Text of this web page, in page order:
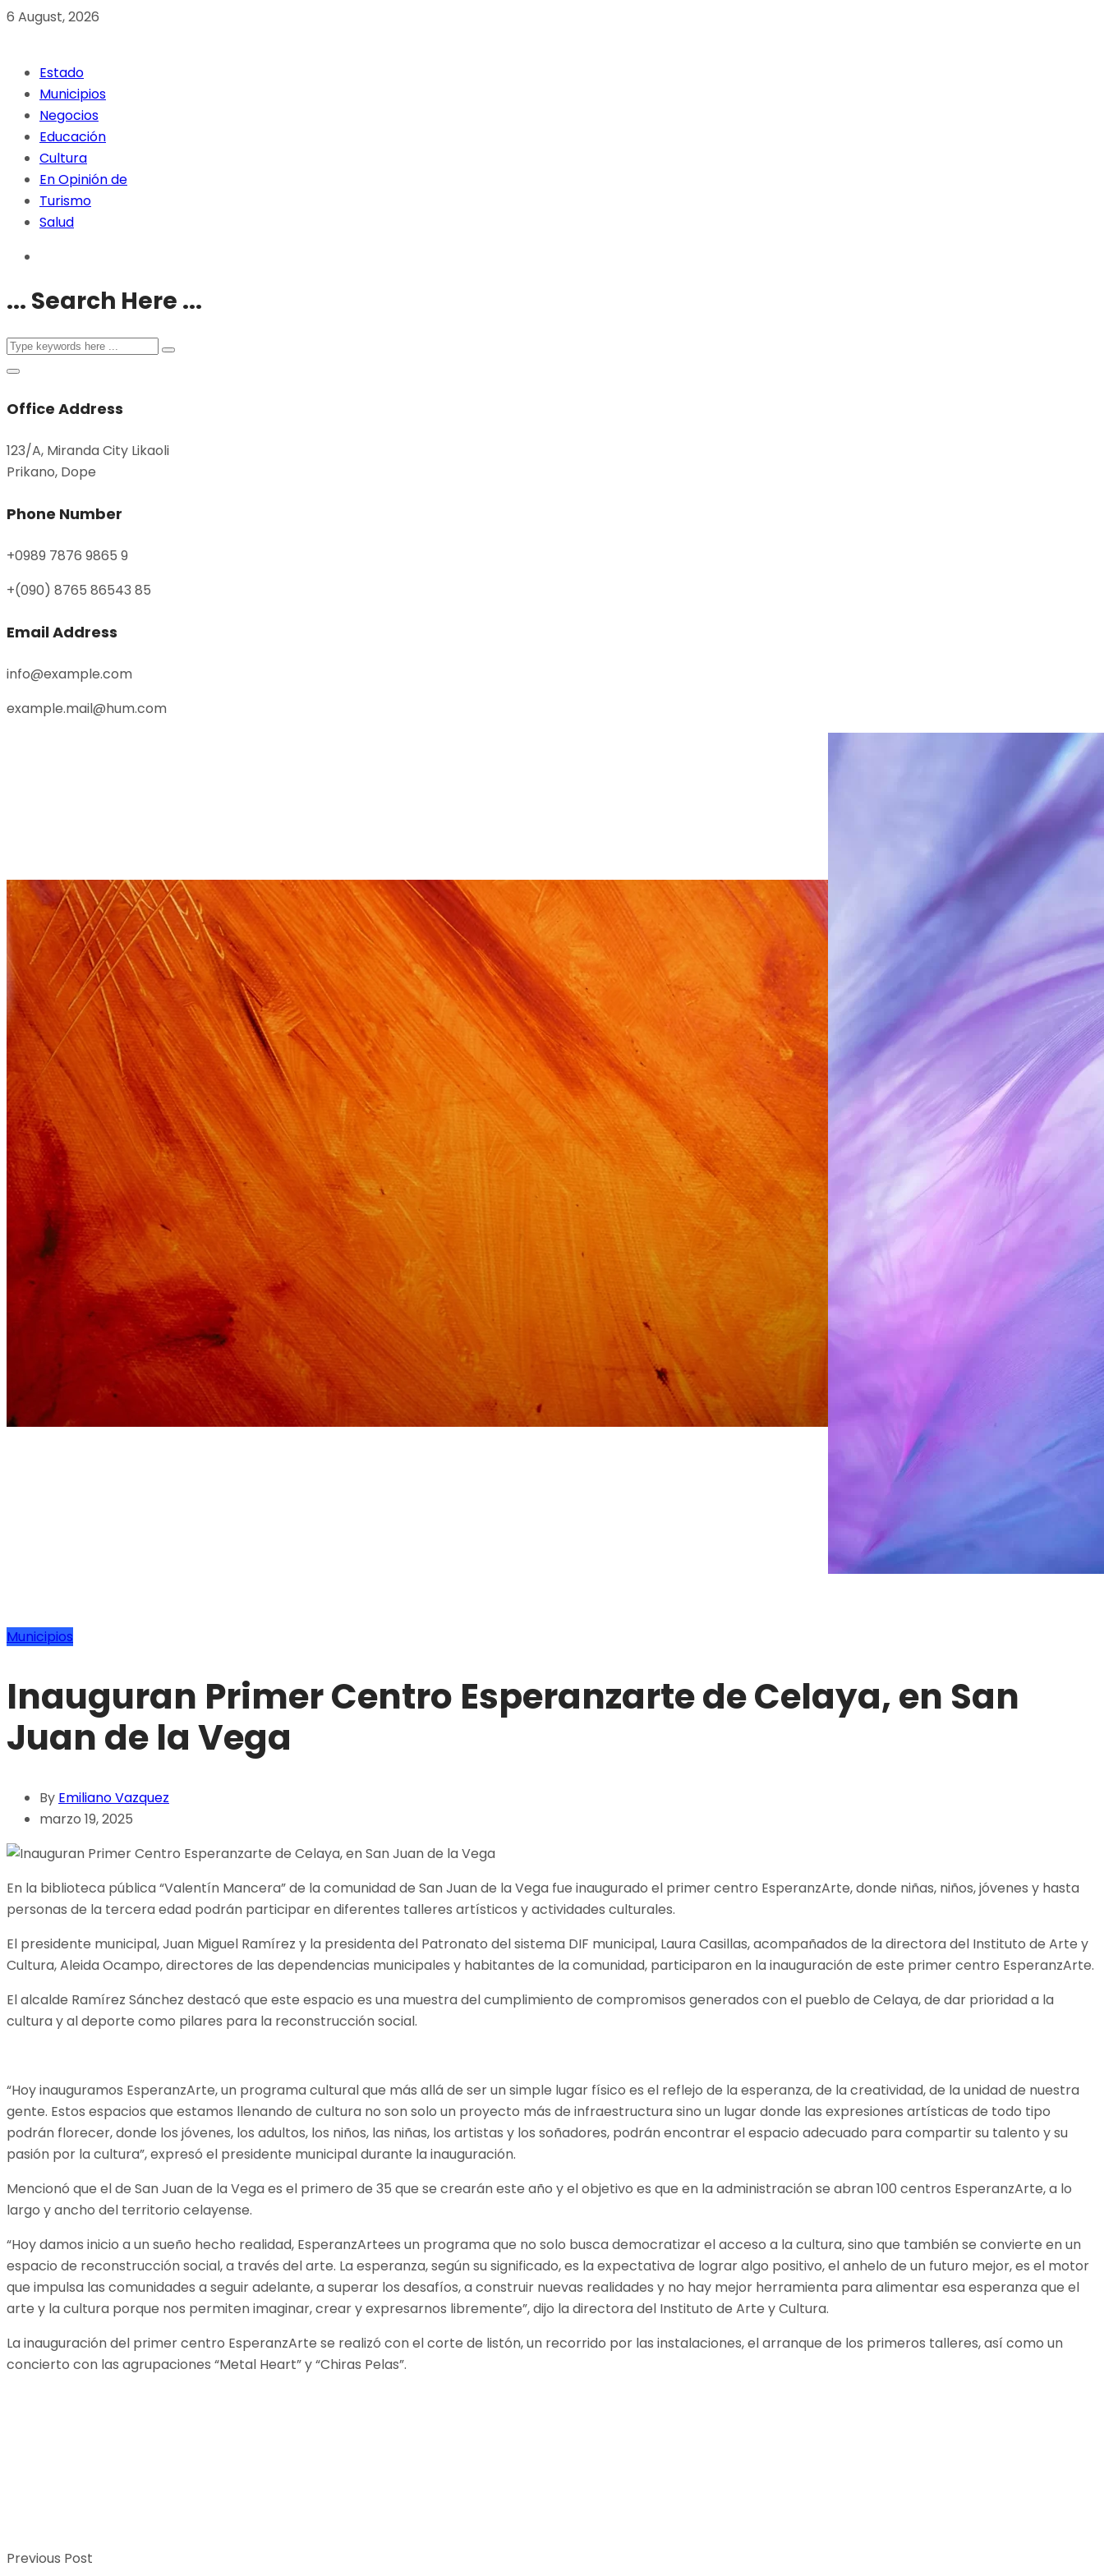
6 August, 2026
Estado
Municipios
Negocios
Educación
Cultura
En Opinión de
Turismo
Salud
... Search Here ...
Office Address
123/A, Miranda City Likaoli
Prikano, Dope
Phone Number
+0989 7876 9865 9
+(090) 8765 86543 85
Email Address
info@example.com
example.mail@hum.com
Municipios
Inauguran Primer Centro Esperanzarte de Celaya, en San
Juan de la Vega
By Emiliano Vazquez
marzo 19, 2025
En la biblioteca pública “Valentín Mancera” de la comunidad de San Juan de la Vega fue inaugurado el primer centro EsperanzArte, donde niñas, niños, jóvenes y hasta
personas de la tercera edad podrán participar en diferentes talleres artísticos y actividades culturales.
El presidente municipal, Juan Miguel Ramírez y la presidenta del Patronato del sistema DIF municipal, Laura Casillas, acompañados de la directora del Instituto de Arte y
Cultura, Aleida Ocampo, directores de las dependencias municipales y habitantes de la comunidad, participaron en la inauguración de este primer centro EsperanzArte.
El alcalde Ramírez Sánchez destacó que este espacio es una muestra del cumplimiento de compromisos generados con el pueblo de Celaya, de dar prioridad a la
cultura y al deporte como pilares para la reconstrucción social.
“Hoy inauguramos EsperanzArte, un programa cultural que más allá de ser un simple lugar físico es el reflejo de la esperanza, de la creatividad, de la unidad de nuestra
gente. Estos espacios que estamos llenando de cultura no son solo un proyecto más de infraestructura sino un lugar donde las expresiones artísticas de todo tipo
podrán florecer, donde los jóvenes, los adultos, los niños, las niñas, los artistas y los soñadores, podrán encontrar el espacio adecuado para compartir su talento y su
pasión por la cultura”, expresó el presidente municipal durante la inauguración.
Mencionó que el de San Juan de la Vega es el primero de 35 que se crearán este año y el objetivo es que en la administración se abran 100 centros EsperanzArte, a lo
largo y ancho del territorio celayense.
“Hoy damos inicio a un sueño hecho realidad, EsperanzArtees un programa que no solo busca democratizar el acceso a la cultura, sino que también se convierte en un
espacio de reconstrucción social, a través del arte. La esperanza, según su significado, es la expectativa de lograr algo positivo, el anhelo de un futuro mejor, es el motor
que impulsa las comunidades a seguir adelante, a superar los desafíos, a construir nuevas realidades y no hay mejor herramienta para alimentar esa esperanza que el
arte y la cultura porque nos permiten imaginar, crear y expresarnos libremente”, dijo la directora del Instituto de Arte y Cultura.
La inauguración del primer centro EsperanzArte se realizó con el corte de listón, un recorrido por las instalaciones, el arranque de los primeros talleres, así como un
concierto con las agrupaciones “Metal Heart” y “Chiras Pelas”.
Previous Post